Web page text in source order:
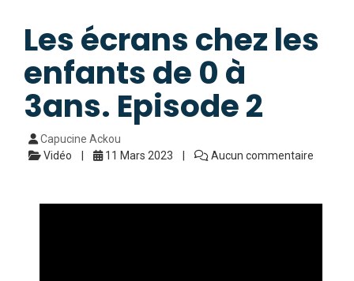
Les écrans chez les
enfants de 0 à
3ans. Episode 2
Capucine Ackou
Vidéo
11 Mars 2023 Aucun commentaire